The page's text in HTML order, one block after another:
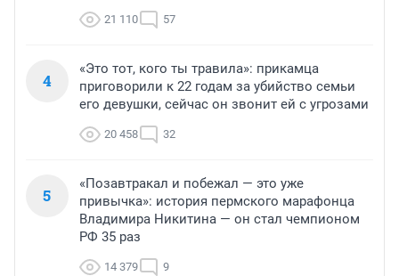
21 110 57
4
«Это тот, кого ты травила»: прикамца
приговорили к 22 годам за убийство семьи
его девушки, сейчас он звонит ей с угрозами
20 458 32
5
«Позавтракал и побежал — это уже
привычка»: история пермского марафонца
Владимира Никитина — он стал чемпионом
РФ 35 раз
14 379 9